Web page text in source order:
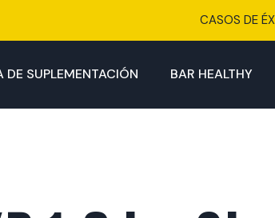
CASOS DE
DE SUPLEMENTACIÓN BAR HEALTHY